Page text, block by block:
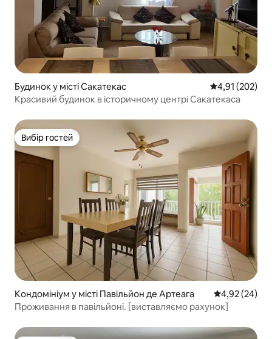
Будинок у місті Сакатекас Середня
4,91 (202)
Красивий будинок в історичному центрі Сакатекаса
Вибір гостей
Вибір гостей
Кондомініум у місті Павільйон де Артеага Середня
4,92 (24)
Проживання в павільйоні. [виставляємо рахунок]